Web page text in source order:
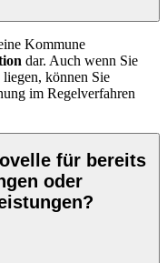
Kommune
dar. Auch wenn Sie
können Sie
im Regelverfahren
für bereits
oder